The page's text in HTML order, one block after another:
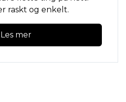
raskt og enkelt.
Les mer